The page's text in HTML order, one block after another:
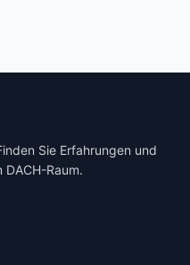
Sie Erfahrungen und
Raum.